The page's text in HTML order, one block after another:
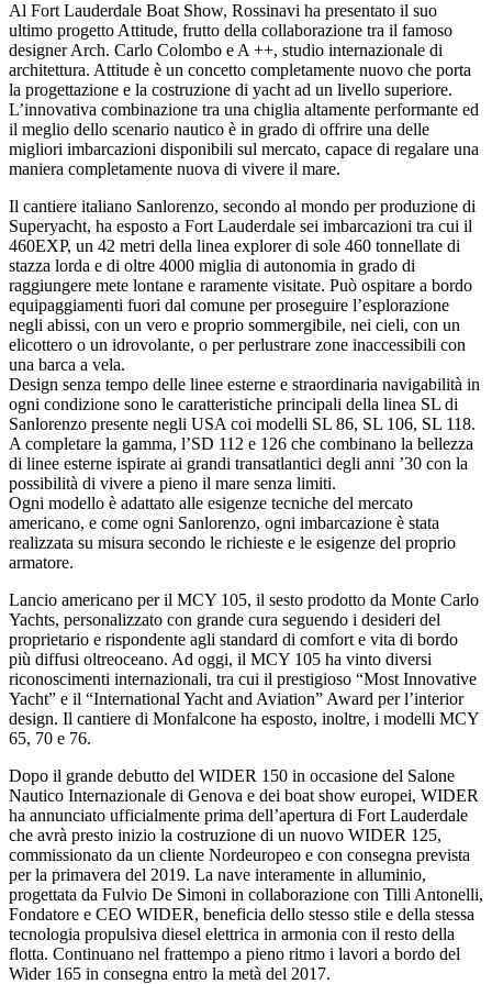
Al Fort Lauderdale Boat Show, Rossinavi ha presentato il suo
ultimo progetto Attitude, frutto della collaborazione tra il famoso
designer Arch. Carlo Colombo e A ++, studio internazionale di
architettura. Attitude è un concetto completamente nuovo che porta
la progettazione e la costruzione di yacht ad un livello superiore.
L’innovativa combinazione tra una chiglia altamente performante ed
il meglio dello scenario nautico è in grado di offrire una delle
migliori imbarcazioni disponibili sul mercato, capace di regalare una
maniera completamente nuova di vivere il mare.
Il cantiere italiano Sanlorenzo, secondo al mondo per produzione di
Superyacht, ha esposto a Fort Lauderdale sei imbarcazioni tra cui il
460EXP, un 42 metri della linea explorer di sole 460 tonnellate di
stazza lorda e di oltre 4000 miglia di autonomia in grado di
raggiungere mete lontane e raramente visitate. Può ospitare a bordo
equipaggiamenti fuori dal comune per proseguire l’esplorazione
negli abissi, con un vero e proprio sommergibile, nei cieli, con un
elicottero o un idrovolante, o per perlustrare zone inaccessibili con
una barca a vela.
Design senza tempo delle linee esterne e straordinaria navigabilità in
ogni condizione sono le caratteristiche principali della linea SL di
Sanlorenzo presente negli USA coi modelli SL 86, SL 106, SL 118.
A completare la gamma, l’SD 112 e 126 che combinano la bellezza
di linee esterne ispirate ai grandi transatlantici degli anni ’30 con la
possibilità di vivere a pieno il mare senza limiti.
Ogni modello è adattato alle esigenze tecniche del mercato
americano, e come ogni Sanlorenzo, ogni imbarcazione è stata
realizzata su misura secondo le richieste e le esigenze del proprio
armatore.
Lancio americano per il MCY 105, il sesto prodotto da Monte Carlo
Yachts, personalizzato con grande cura seguendo i desideri del
proprietario e rispondente agli standard di comfort e vita di bordo
più diffusi oltreoceano. Ad oggi, il MCY 105 ha vinto diversi
riconoscimenti internazionali, tra cui il prestigioso “Most Innovative
Yacht” e il “International Yacht and Aviation” Award per l’interior
design. Il cantiere di Monfalcone ha esposto, inoltre, i modelli MCY
65, 70 e 76.
Dopo il grande debutto del WIDER 150 in occasione del Salone
Nautico Internazionale di Genova e dei boat show europei, WIDER
ha annunciato ufficialmente prima dell’apertura di Fort Lauderdale
che avrà presto inizio la costruzione di un nuovo WIDER 125,
commissionato da un cliente Nordeuropeo e con consegna prevista
per la primavera del 2019. La nave interamente in alluminio,
progettata da Fulvio De Simoni in collaborazione con Tilli Antonelli,
Fondatore e CEO WIDER, beneficia dello stesso stile e della stessa
tecnologia propulsiva diesel elettrica in armonia con il resto della
flotta. Continuano nel frattempo a pieno ritmo i lavori a bordo del
Wider 165 in consegna entro la metà del 2017.